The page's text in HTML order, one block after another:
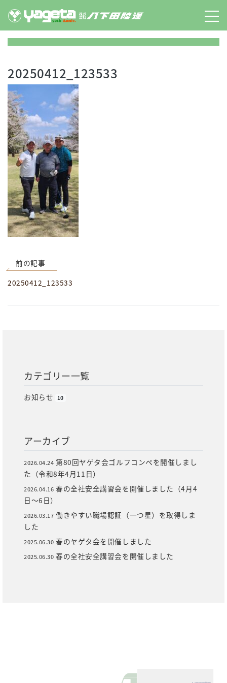
content
20250412_123533
前の記事
20250412_123533
カテゴリー一覧
お知らせ 10
アーカイブ
2026.04.24 第80回ヤゲタ会ゴルフコンペを開催しまし
た（令和8年4月11日）
2026.04.16 春の全社安全講習会を開催しました（4月4
日～6日）
2026.03.17 働きやすい職場認証（一つ星）を取得しま
した
2025.06.30 春のヤゲタ会を開催しました
2025.06.30 春の全社安全講習会を開催しました